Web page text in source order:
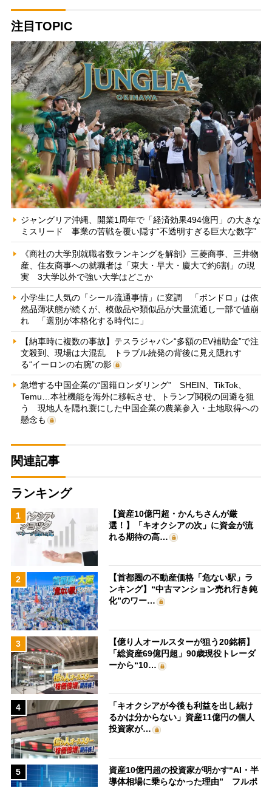
注目TOPIC
ジャングリア沖縄、開業1周年で「経済効果494億円」の大きな
ミスリード 事業の苦戦を覆い隠す“不透明すぎる巨大な数字”
《商社の大学別就職者数ランキングを解剖》三菱商事、三井物
産、住友商事への就職者は「東大・早大・慶大で約6割」の現
実 3大学以外で強い大学はどこか
小学生に人気の「シール流通事情」に変調 「ボンドロ」は依
然品薄状態が続くが、模倣品や類似品が大量流通し一部で値崩
れ 「選別が本格化する時代に」
【納車時に複数の事故】テスラジャパン“多額のEV補助金”で注
文殺到、現場は大混乱 トラブル続発の背後に見え隠れす
る“イーロンの右腕”の影
急増する中国企業の“国籍ロンダリング” SHEIN、TikTok、
Temu…本社機能を海外に移転させ、トランプ関税の回避を狙
う 現地人を隠れ蓑にした中国企業の農業参入・土地取得への
懸念も
関連記事
ランキング
1
【資産10億円超・かんちさんが厳
選！】「キオクシアの次」に資金が流
れる期待の高…
2
【首都圏の不動産価格「危ない駅」ラ
ンキング】“中古マンション売れ行き鈍
化”のワー…
3
【億り人オールスターが狙う20銘柄】
「総資産69億円超」90歳現役トレーダ
ーから“10…
4
「キオクシアが今後も利益を出し続け
るかは分からない」資産11億円の個人
投資家が…
5
資産10億円超の投資家が明かす“AI・半
導体相場に乗らなかった理由” フルポ